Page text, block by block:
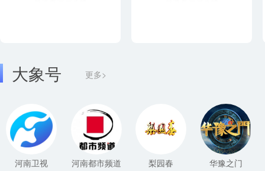
大象号 更多>
河南卫视 河南都市频道 梨园春 华豫之门